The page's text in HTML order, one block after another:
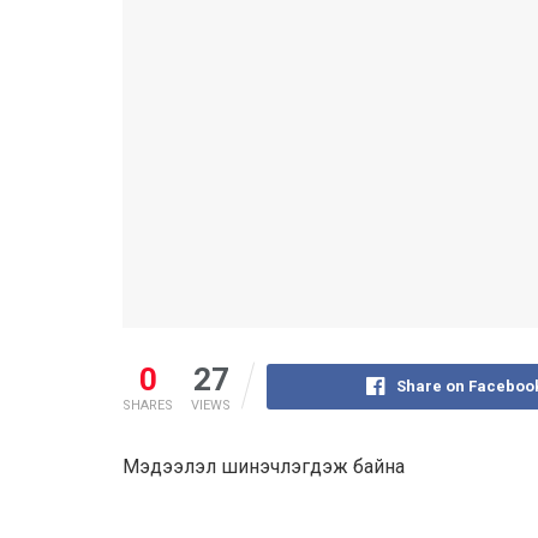
0
SHARES
27
VIEWS
Share on
Мэдээлэл шинэчлэгдэж байна